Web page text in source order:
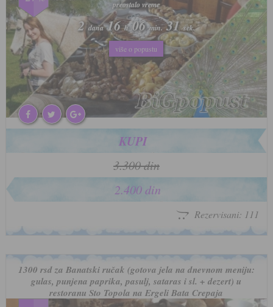
preostalo vreme
2dana 16h 06min. 28sek.
više o popustu
preostalo vreme
2dana 16h 06min. 28sek.
više o popustu
KUPI
3.300 din
2.400 din
Rezervisani: 111
1300 rsd za Banatski ručak (gotova jela na dnevnom meniju:
gulas, punjena paprika, pasulj, sataras i sl. + dezert) u
restoranu Sto Topola na Ergeli Bata Crepaja